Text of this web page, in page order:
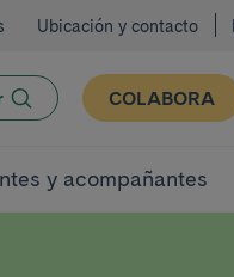
Ubicación y contacto
COLABORA
y acompañantes